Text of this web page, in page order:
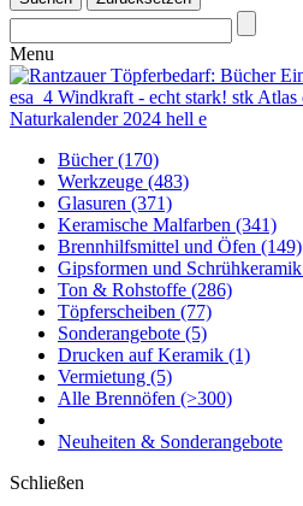
Menu
Bücher(170)
Werkzeuge (483)
Glasuren (371)
Keramische Malfarben (341)
Brennhilfsmittel und Öfen (149)
Gipsformen und Schrühkeramik
Ton & Rohstoffe (286)
Töpferscheiben (77)
Sonderangebote (5)
Drucken auf Keramik (1)
Vermietung (5)
Alle Brennöfen (>300)
Neuheiten & Sonderangebote
Schließen